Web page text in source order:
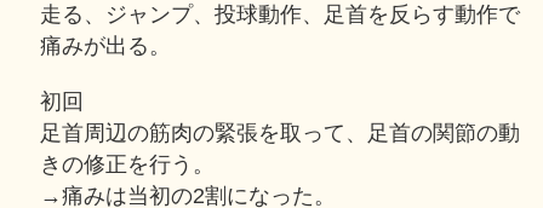
走る、ジャンプ、投球動作、足首を反らす動作で
痛みが出る。
初回
足首周辺の筋肉の緊張を取って、足首の関節の動
きの修正を行う。
→痛みは当初の2割になった。